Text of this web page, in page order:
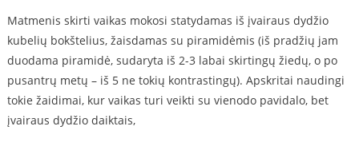
Matmenis skirti vaikas mokosi statydamas iš įvairaus dydžio
kubelių bokštelius, žaisdamas su piramidėmis (iš pradžių jam
duodama piramidė, sudaryta iš 2-3 labai skirtingų žiedų, o po
pusantrų metų – iš 5 ne tokių kontrastingų). Apskritai naudingi
tokie žaidimai, kur vaikas turi veikti su vienodo pavidalo, bet
įvairaus dydžio daiktais,